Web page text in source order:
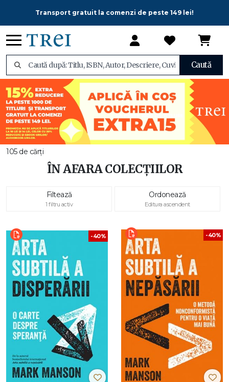
Transport gratuit la comenzi de peste 149 lei!
Caută
105 de cărți
ÎN AFARA COLECȚIILOR
Filtează
1 filtru activ
Ordonează
Editura ascendent
-40% -40%